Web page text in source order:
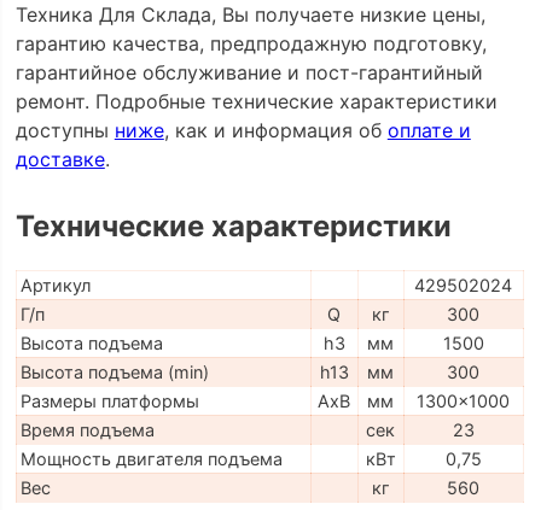
Техника Для Склада, Вы получаете низкие цены,
гарантию качества, предпродажную подготовку,
гарантийное обслуживание и пост-гарантийный
ремонт. Подробные технические характеристики
доступны ниже, как и информация об оплате и
доставке.
Технические характеристики
Артикул
429502024
Г/п
Q кг
300
Высота подъема
h3 мм
1500
Высота подъема (min)
h13 мм
300
Размеры платформы
AxB мм
1300x1000
Время подъема
сек
23
Мощность двигателя подъема
кВт
0,75
Вес
кг 560